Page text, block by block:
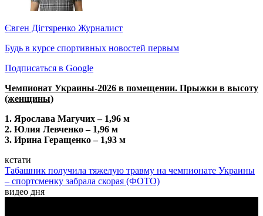
Євген Дігтяренко Журналист
Будь в курсе спортивных новостей первым
Подписаться в Google
Чемпионат Украины-2026 в помещении. Прыжки в высоту
(женщины)
1. Ярослава Магучих – 1,96 м
2. Юлия Левченко – 1,96 м
3. Ирина Геращенко – 1,93 м
кстати
Табашник получила тяжелую травму на чемпионате Украины
– спортсменку забрала скорая (ФОТО)
видео дня